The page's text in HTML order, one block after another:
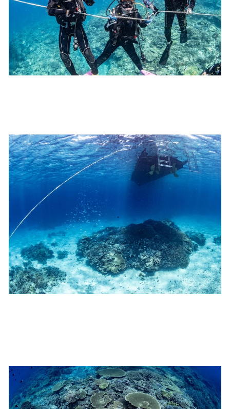
クジラの観察は水面からのみとし、素潜りは禁止としま
す。クジラによっては、人が近くを泳ぐことを嫌い、逃
げてしまう場合があります。そのため、原則として緊急
時やガイドの指示がある場合を除き、クジラの近くでフ
ィンキックなどをして泳ぐことも禁止します。クジラは
一度でもそのような行動を取る人間を嫌がってしまう
と、その後スイムで近づくことができなくなる場合が多
エントリーできなかった場合や、クジラを発見できなか
った場合でも返金はいたしませんので、あらかじめご了
承ください。
5.海況について
沖縄の1月～3月は、季節的に海が穏やかな日は多くあり
ません。そのため、多少の波やうねりがある中でスノー
ケリングを行う場合が多くなります。泳力や体力に自信
のない方、また船酔いしやすい方は、ご自身で事前に十
分な対策をお願いいたします。
6.参加条件
ツアー中に、スノーケリングやスキンダイビングの技術
が本ツアーに参加できるレベルに達していないと判断し
た場合には、参加をお断りする場合があります。スキン
ダイビングの経験が浅い方については、条件付きでのご
ルをご希望の方は、事前にお申し出ください。
承諾しました。